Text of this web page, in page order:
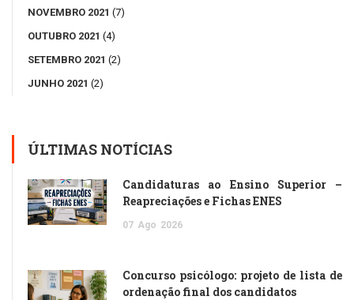
NOVEMBRO 2021 (7)
OUTUBRO 2021 (4)
SETEMBRO 2021 (2)
JUNHO 2021 (2)
ÚLTIMAS NOTÍCIAS
Candidaturas ao Ensino Superior –
Reapreciações e Fichas ENES
07 Ago 2026
Concurso psicólogo: projeto de lista de
ordenação final dos candidatos